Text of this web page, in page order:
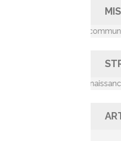
Accompagner les
des connaissances